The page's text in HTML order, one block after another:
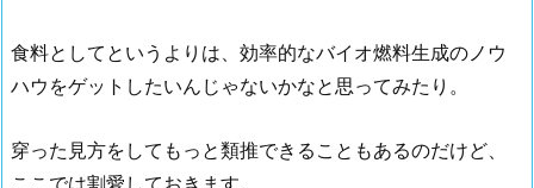
食料としてというよりは、効率的なバイオ燃料生成のノウ
ハウをゲットしたいんじゃないかなと思ってみたり。
穿った見方をしてもっと類推できることもあるのだけど、
ここでは割愛しておきます。